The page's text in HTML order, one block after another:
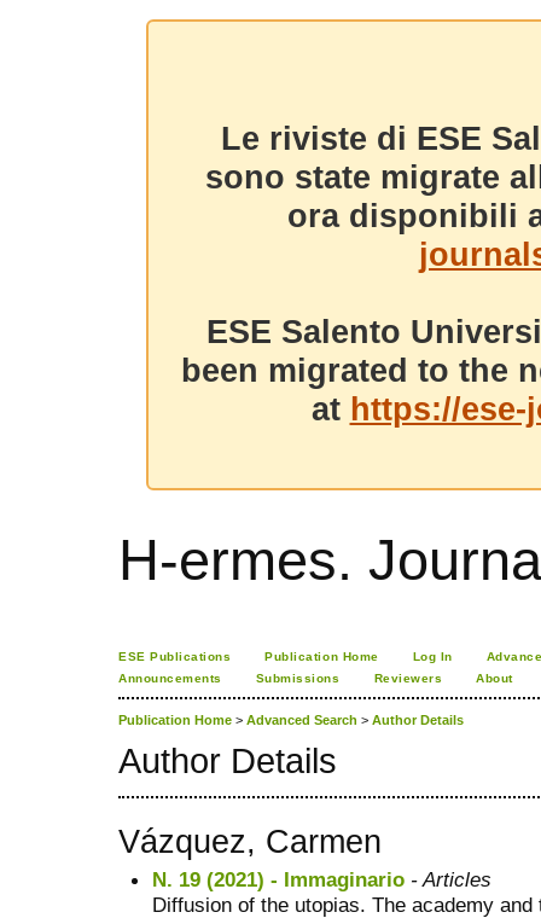
Le riviste di ESE
sono state migrate
ora disponibili
ESE Salento
been migrated to the
at https://
H-ermes.
ESE Publications Publication Home Log In
Announcements
Submissions Reviewers About
Publication Home > Advanced Search > Author Details
Author Details
Vázquez, Carmen
N. 19 (2021) - Immaginario - Articles
Diffusion of the utopias. The academy